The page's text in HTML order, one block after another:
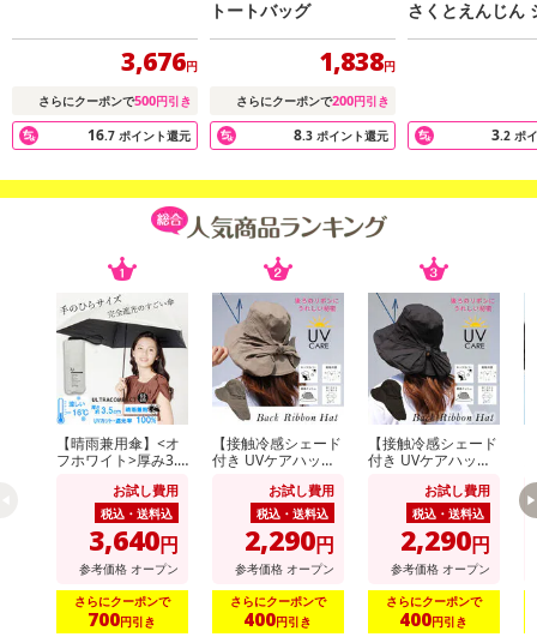
3,676円
さらにクーポンで500円引き
16.7 ポイント還元
トートバッグ
1,838円
さらにクーポンで200円引き
8.3 ポイント還元
さくとえんじん
3.2 ポ
【晴雨兼用傘】<オ
フホワイト>厚み3.5
ズUVカット100％マ
イナス16度
お試し費用
税込・送料込
3,640円
参考価格 オープン
さらにクーポンで
700円引き
【接触冷感シェード
付き UVケアハッ
ご紐つきのおしゃれ
なツバ広リボンハッ
お試し費用
税込・送料込
2,290円
参考価格 オープン
さらにクーポンで
400円引き
【接触冷感シェード
付き UVケアハッ
ご紐つきのおしゃれ
なツバ広リボンハッ
お試し費用
税込・送料込
2,290円
参考価格 オープン
さらにクーポンで
400円引き